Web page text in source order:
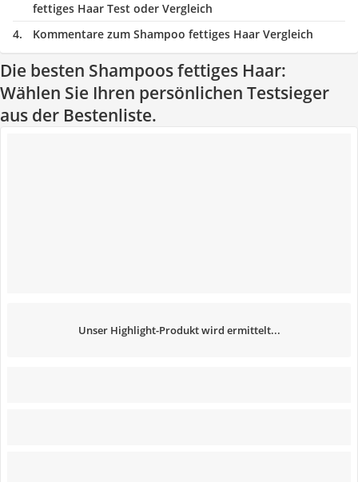
fettiges Haar Test oder Vergleich
Kommentare zum Shampoo fettiges Haar Vergleich
Die besten Shampoos fettiges Haar:
Wählen Sie Ihren persönlichen Testsieger
aus der Bestenliste.
Unser Highlight-Produkt wird ermittelt...